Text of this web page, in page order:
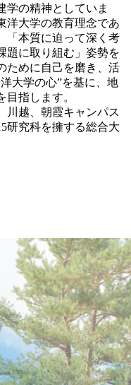
学の精神としていま
洋大学の教育理念であ
「本質に迫って深く考
題に取り組む」姿勢を
ために自己を磨き、活
大学の心”を基に、地
指します。
川越、朝霞キャンパス
研究科を擁する総合大